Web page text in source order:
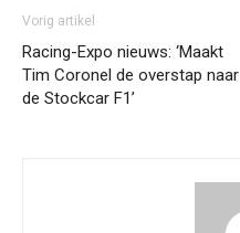
Vorig artikel
Racing-Expo nieuws: ‘Maakt
Tim Coronel de overstap naar
de Stockcar F1’